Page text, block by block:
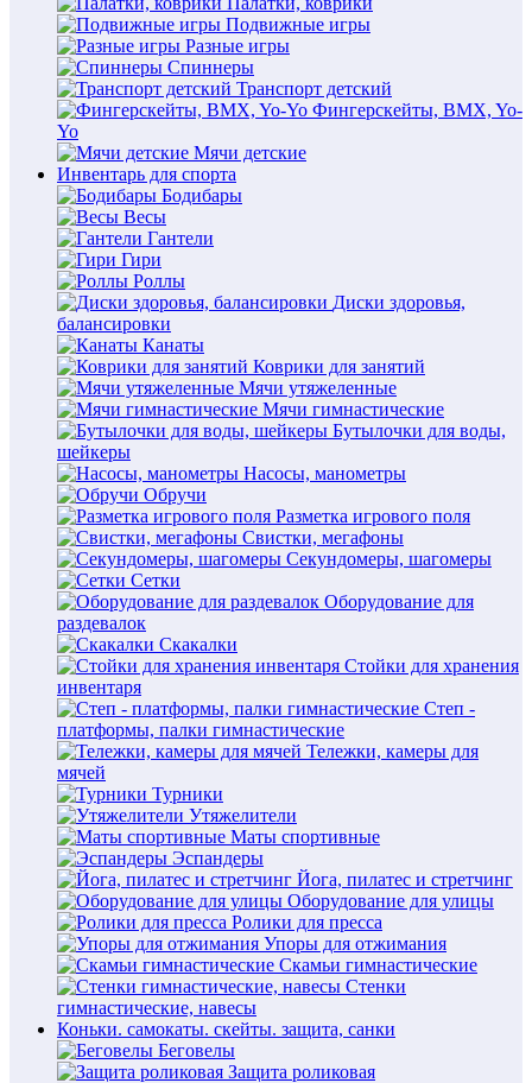
Подвижные игры
Разные игры
Спиннеры
Транспорт детский
Фингерскейты, BMX, Yo-
Yo
Мячи детские
Инвентарь для спорта
Бодибары
Весы
Гантели
Гири
Роллы
Диски здоровья,
балансировки
Канаты
Коврики для занятий
Мячи утяжеленные
Мячи гимнастические
Бутылочки для воды,
шейкеры
Насосы, манометры
Обручи
Разметка игрового поля
Свистки, мегафоны
Секундомеры, шагомеры
Сетки
Оборудование для
раздевалок
Скакалки
Стойки для хранения
инвентаря
Степ -
платформы, палки гимнастические
Тележки, камеры для
мячей
Турники
Утяжелители
Маты спортивные
Эспандеры
Йога, пилатес и стретчинг
Оборудование для улицы
Ролики для пресса
Упоры для отжимания
Скамьи гимнастические
Стенки
гимнастические, навесы
Коньки. самокаты. скейты. защита, санки
Беговелы
Защита роликовая